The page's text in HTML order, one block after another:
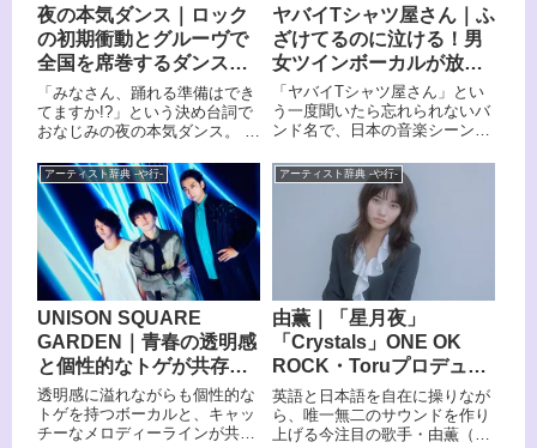
夜の本気ダンス｜ロック
の初期衝動とグルーヴで
全国を席巻するダンスロ
ックバンド
「みなさん、踊れる準備はでき
てますか!?」という決め台詞で
おなじみの夜の本気ダンス。 京
て、聴く者を本気で踊らせる
「人力ダンスミュージック」を
生み出し続けています。 略称
「夜ダン」として親しまれる彼
らは、ロックのピュアな初期衝
動と多様なエッセンスを融合さ
せた独自のグルーヴが特徴で
す。 インディーズ時代から各地
のフェスやイベントで軒並み入
場規制を引き起こすほどの人気
を誇り、ダンスできない人も自
然と体が動いてしまう音楽を追
求してきました。 メジャーデビ
ュー後はドラマ主題歌やアニメ
のオープニングテーマなども手
ヤバイTシャツ屋さん｜ふ
ざけてるのに泣ける！男
女ツインボーカルが放
つ、中毒性抜群のパーテ
ィーロック
「ヤバイTシャツ屋さん」とい
う一度聞いたら忘れられないバ
ンド名で、日本の音楽シーンを
バンドをご存知でしょうか。
「ヤバT」の愛称で親しまれる
彼らは、大阪を拠点に活動する
男女ツインボーカルバンドで
す。 日常のあるあるネタをユニ
ークな歌詞に乗せ、爽快なメロ
ディックパンクサウンドで聴く
者を笑顔にしてくれます。 「ハ
ッピーウェディング前ソング」
や「かわE」といった楽曲はMV
の再生回数が驚異的な数字を記
録し、CMや映画のタイアップ
ソングとしても起用されていま
す。 笑えるのに泣ける、ふざけ
ているのにカッコいい、そんな
アーティスト辞典 -や行-
UNISON SQUARE
GARDEN｜青春の透明感
と個性的なトゲが共存す
る3ピースロックバンド
透明感に溢れながらも個性的な
トゲを持つボーカルと、キャッ
チーなメロディーラインが共鳴
アーティスト辞典 -や行-
由薫｜「星月夜」
「Crystals」ONE OK
ROCK・Toruプロデュー
ス！透明感あふれる新世
代のソウル
英語と日本語を自在に操りなが
ら、唯一無二のサウンドを作り
上げる今注目の歌手・由薫（ゆ